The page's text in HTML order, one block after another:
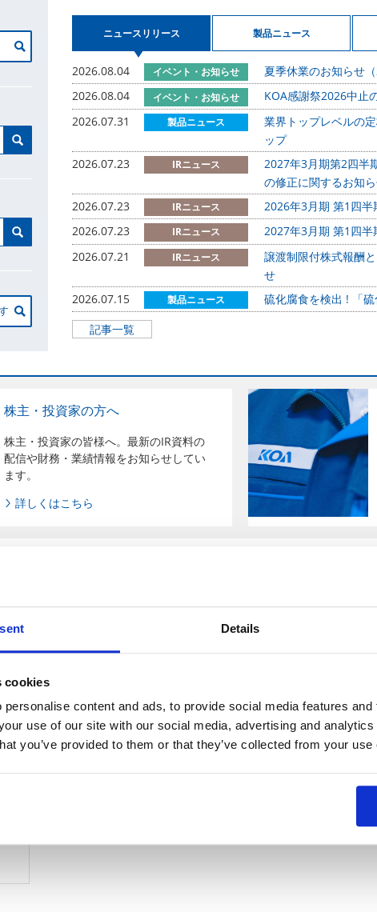
Details
cookies
personalise content and ads, to provide social media features
use of our site with our social media, advertising and
you’ve provided to them or that they’ve collected from your
ニュースリリース 製品ニュース
2026.08.04 イベント・お知らせ
夏季休業のお知らせ
2026.08.04
イベント・お知らせ
KOA感謝祭2026中止
2026.07.31
製品ニュース
業界トップレベルの
ップ
2026.07.23
IRニュース
2027年3月期第2四半
の修正に関するお知
2026.07.23
IRニュース
2026年3月期 第1四半
2026.07.23
IRニュース
2027年3月期 第1四半
2026.07.21
IRニュース
譲渡制限付株式報酬
せ
2026.07.15
製品ニュース 硫化腐食を検出 ! 「
記事一覧
株主・投資家の方へ
株主・投資家の皆様へ。最新のIR資料の
配信や財務・業績情報をお知らせしてい
ます。
詳しくはこちら
製品カテゴリ
ス
LTCC配線基板・ハイ
ブリッドIC
チェック端子、
品